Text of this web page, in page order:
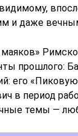
и даже
прошлого:
его
в период
темы —